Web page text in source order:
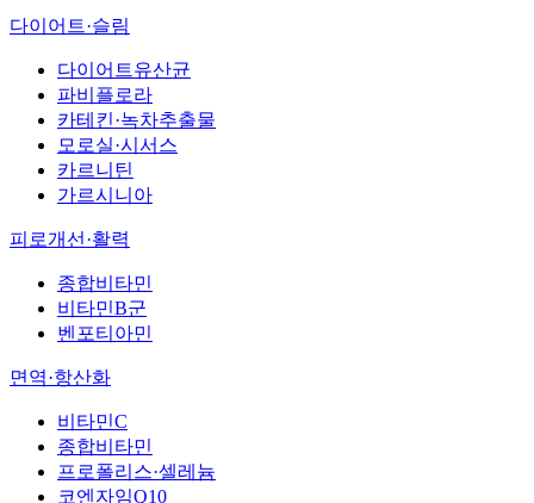
다이어트·슬림
다이어트유산균
파비플로라
카테킨·녹차추출물
모로실·시서스
카르니틴
가르시니아
피로개선·활력
종합비타민
비타민B군
벤포티아민
면역·항산화
비타민C
종합비타민
프로폴리스·셀레늄
코엔자임Q10